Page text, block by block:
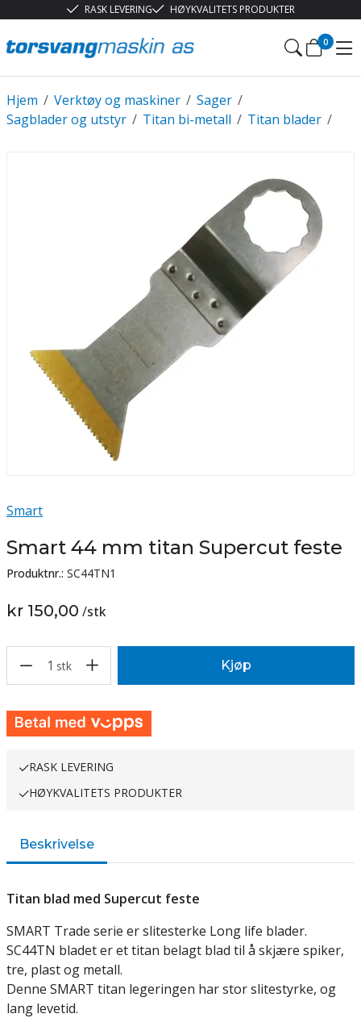
RASK LEVERING HØYKVALITETS PRODUKTER
0
/
Hjem /
Verktøy og maskiner /
Sager
/
Sagblader og utstyr /
Titan bi-metall /
Titan blader
Smart
Smart 44 mm titan Supercut feste
Produktnr.: SC44TN1
kr 150,00 /stk
1 stk Kjøp
RASK LEVERING
HØYKVALITETS PRODUKTER
Beskrivelse
Titan blad med Supercut feste
SMART Trade serie er slitesterke Long life blader.
SC44TN bladet er et titan belagt blad til å skjære spiker,
tre, plast og metall.
Denne SMART titan legeringen har stor slitestyrke, og
lang levetid.